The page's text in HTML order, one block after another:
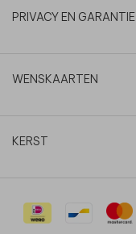
PRIVACY EN GARANTIE
WENSKAARTEN
KERST